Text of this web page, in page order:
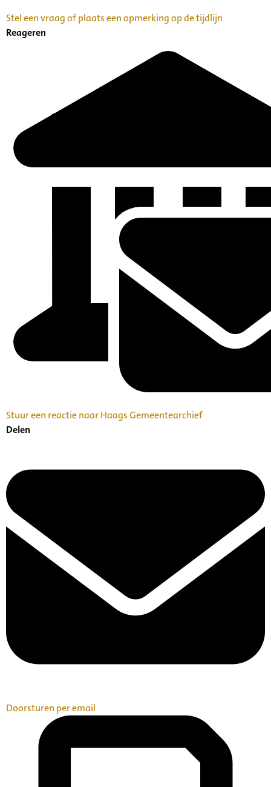
Stel een vraag of plaats een opmerking op de tijdlijn
Reageren
Stuur een reactie naar Haags Gemeentearchief
Delen
Doorsturen per email